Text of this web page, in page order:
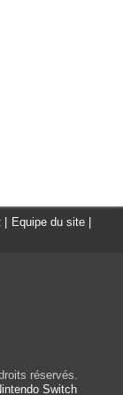
Equipe du site
réservés.
Switch